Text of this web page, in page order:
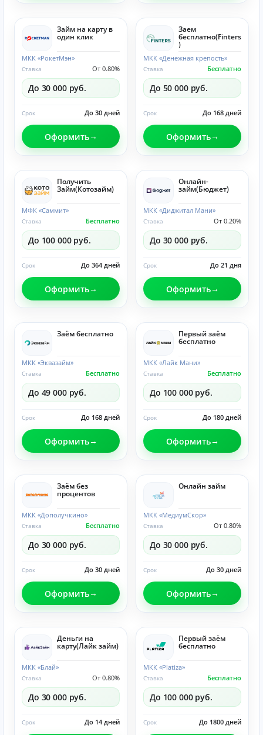
Займ на карту в
один клик
МКК «РокетМэн»
От 0.80%
Ставка
До 30 000 руб.
До 30 дней
Срок
Оформить
Заем
бесплатно(Finters
)
МКК «Денежная крепость»
Бесплатно
Ставка
До 50 000 руб.
До 168 дней
Срок
Оформить
Получить
Займ(Котозайм)
МФК «Саммит»
Бесплатно
Ставка
До 100 000 руб.
До 364 дней
Срок
Оформить
Онлайн-
займ(Бюджет)
МКК «Диджитал Мани»
От 0.20%
Ставка
До 30 000 руб.
До 21 дня
Срок
Оформить
Заём бесплатно
МКК «Эквазайм»
Бесплатно
Ставка
До 49 000 руб.
До 168 дней
Срок
Оформить
Первый заём
бесплатно
МКК «Лайк Мани»
Бесплатно
Ставка
До 100 000 руб.
До 180 дней
Срок
Оформить
Заём без
процентов
МКК «Дополучкино»
Бесплатно
Ставка
До 30 000 руб.
До 30 дней
Срок
Оформить
Онлайн займ
МКК «МедиумСкор»
От 0.80%
Ставка
До 30 000 руб.
До 30 дней
Срок
Оформить
Деньги на
карту(Лайк займ)
МКК «Блай»
От 0.80%
Ставка
До 30 000 руб.
До 14 дней
Срок
Первый заём
бесплатно
МКК «Platiza»
Бесплатно
Ставка
До 100 000 руб.
До 1800 дней
Срок